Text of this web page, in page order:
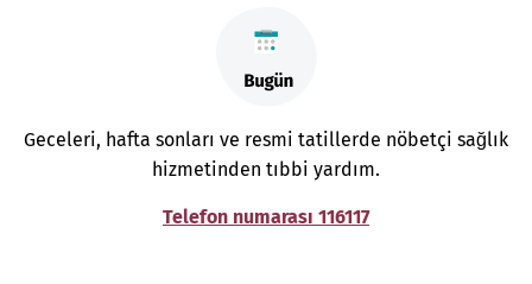
Geceleri, hafta sonları ve resmi tatillerde nöbetçi sağlık
hizmetinden tıbbi yardım.
Telefon numarası 116117